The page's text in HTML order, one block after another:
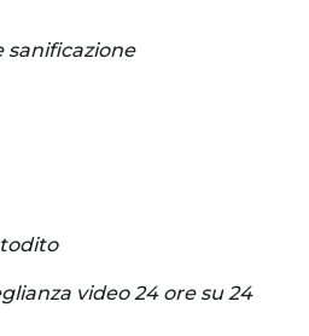
sanificazione
video 24 ore su 24